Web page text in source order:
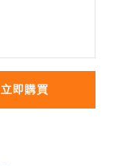
立即購買